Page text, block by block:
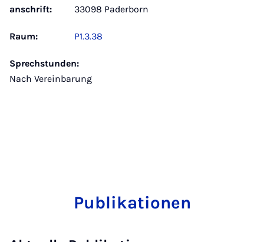
anschrift:
33098 Paderborn
Raum: P1.3.38
Sprechstunden:
Nach Vereinbarung
Publikationen